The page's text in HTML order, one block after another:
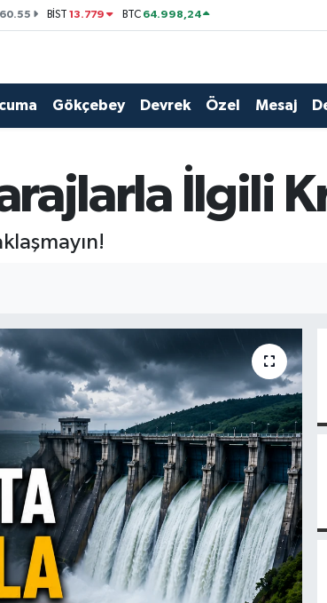
BİST13.779 BTC 64.998,24
Gökçebey Devrek Özel Mesaj
İlgili